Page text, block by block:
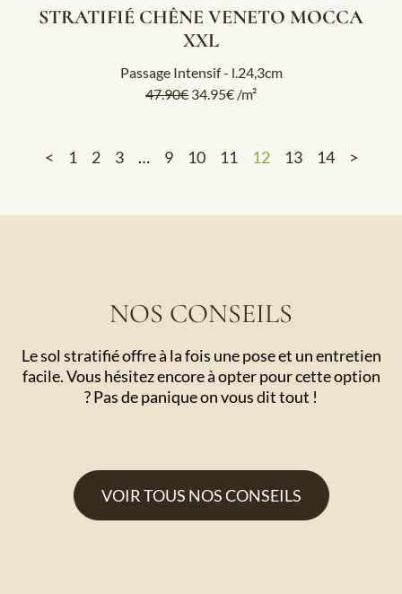
STRATIFIÉ CHÊNE VENETO MOCCA
XXL
Passage Intensif - l.24,3cm
47.90€ 34.95€ /m²
< 1 2 3 … 9 10 11 12 13 14 >
NOS CONSEILS
Le sol stratifié offre à la fois une pose et un entretien
facile. Vous hésitez encore à opter pour cette option
? Pas de panique on vous dit tout !
VOIR TOUS NOS CONSEILS